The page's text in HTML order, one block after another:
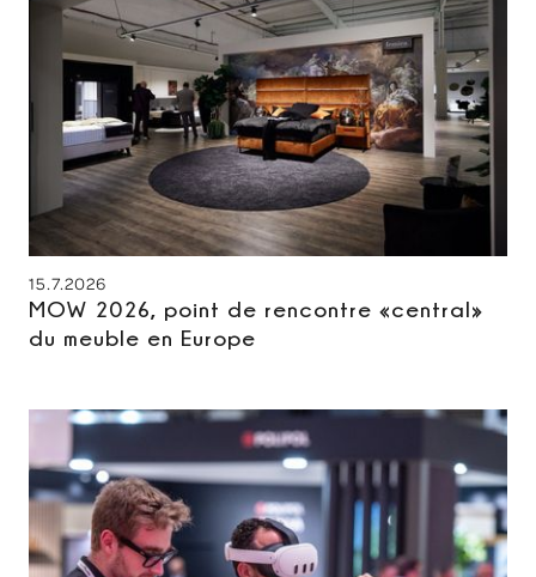
15.7.2026
MOW 2026, point de rencontre «central»
du meuble en Europe